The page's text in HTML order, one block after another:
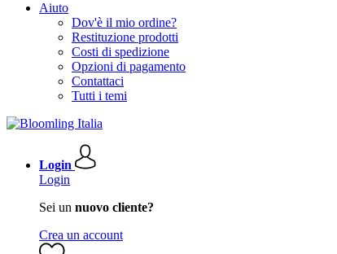
Aiuto
Dov'è il mio ordine?
Restituzione prodotti
Costi di spedizione
Opzioni di pagamento
Contattaci
Tutti i temi
Login
Login
Sei un nuovo cliente?
Crea un account